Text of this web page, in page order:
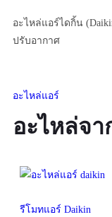
อะไหล่แอร์ไดกิ้น
ปรับอากาศ
อะไหล่แอร์
อะไหล่จ
รีโมทแอร์ Daikin